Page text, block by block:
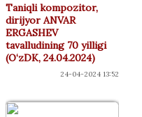
Taniqli kompozitor,
dirijyor ANVAR
ERGASHEV
tavalludining 70 yilligi
(O‘zDK, 24.04.2024)
24-04-2024 13:52